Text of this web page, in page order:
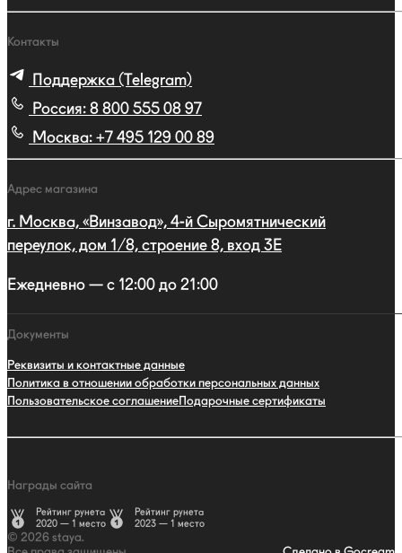
Контакты
Поддержка (Telegram)
Россия: 8 800 555 08 97
Москва: +7 495 129 00 89
Адрес магазина
г. Москва, «Винзавод», 4-й Сыромятнический
переулок, дом 1/8, строение 8, вход 3E
Ежедневно — с 12:00 до 21:00
Документы
Реквизиты и контактные данные
Политика в отношении обработки персональных данных
Пользовательское соглашениеПодарочные сертификаты
Награды сайта
Рейтинг рунета
2020 — 1 место
Рейтинг рунета
2023 — 1 место
© 2026 staya.